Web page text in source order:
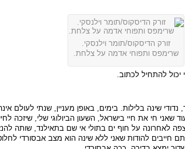
זורק הדיסקוס/תומר וילנסקי.
שרימפס ותפוחי אדמה על צלחת.
להתחיל לכתוב.
שינה בלילות. בימים, באופן מעניין, שנתי לעולם
חי את חיי בישראל, השעון הביולוגי שלי, שיזכה
לאחרונה על חוף ים בתולי אי שם בתאילנד, שותה
חייבים להודות שאני ללא שינה הוא מצב אבסורדי